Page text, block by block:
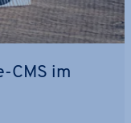
CMS im